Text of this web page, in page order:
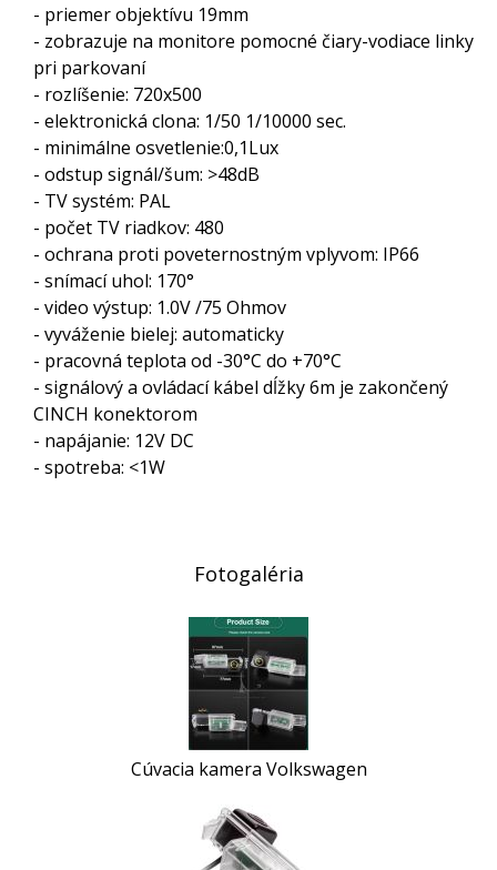
- priemer objektívu 19mm
- zobrazuje na monitore pomocné čiary-vodiace linky
pri parkovaní
- rozlíšenie: 720x500
- elektronická clona: 1/50 1/10000 sec.
- minimálne osvetlenie:0,1Lux
- odstup signál/šum: >48dB
- TV systém: PAL
- počet TV riadkov: 480
- ochrana proti poveternostným vplyvom: IP66
- snímací uhol: 170°
- video výstup: 1.0V /75 Ohmov
- vyváženie bielej: automaticky
- pracovná teplota od -30°C do +70°C
- signálový a ovládací kábel dĺžky 6m je zakončený
CINCH konektorom
- napájanie: 12V DC
- spotreba: <1W
Fotogaléria
Cúvacia kamera Volkswagen